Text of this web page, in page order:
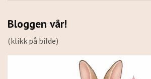
Bloggen vår!
(klikk på bilde)